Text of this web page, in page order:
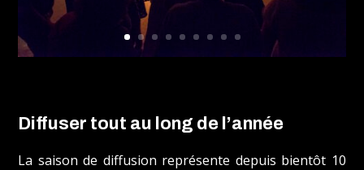
Diffuser tout au long de l’année
La saison de diffusion représente depuis bientôt 10